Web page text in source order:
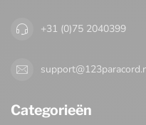
+31 (0)75 2040399
Categorieën